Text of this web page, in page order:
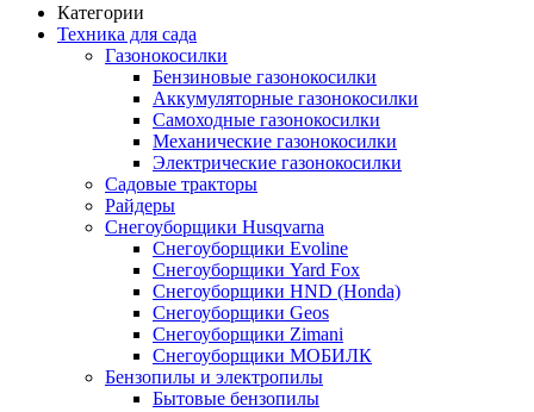
Категории
Техника для сада
Газонокосилки
Бензиновые газонокосилки
Аккумуляторные газонокосилки
Самоходные газонокосилки
Механические газонокосилки
Электрические газонокосилки
Садовые тракторы
Райдеры
Снегоуборщики Husqvarna
Снегоуборщики Evoline
Снегоуборщики Yard Fox
Снегоуборщики HND (Honda)
Снегоуборщики Geos
Снегоуборщики Zimani
Снегоуборщики МОБИЛК
Бензопилы и электропилы
Бытовые бензопилы